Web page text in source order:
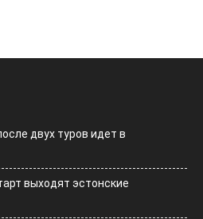
двух туров идет в
выходят эстонские